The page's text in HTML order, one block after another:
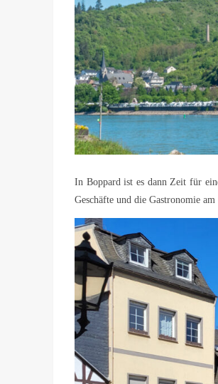
In Boppard ist es dann Zeit für
Geschäfte und die Gastronomie